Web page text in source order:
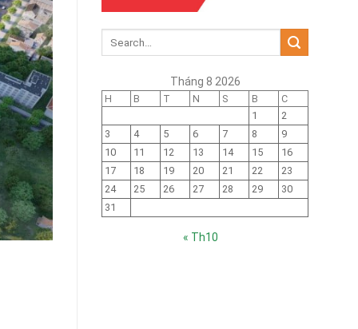
Tháng 8 2026
H B T N S B
C
1
2
3
4 5 6 7 8
9
10
11 12 13 14 15
16
17
18 19 20 21 22
23
24
25 26 27 28 29
30
31
« Th10